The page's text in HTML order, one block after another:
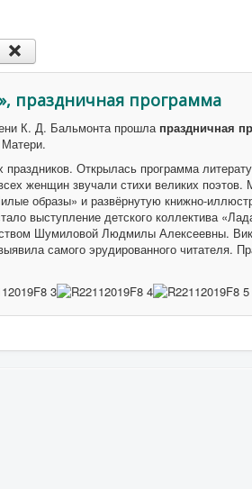
праздничная программа
К. Д. Бальмонта прошла праздничная
Открылась программа
женщин звучали стихи великих
образы» и развёрнутую книжно-
выступление детского коллектива
Шумиловой Людмилы Алексеевны.
самого эрудированного читателя.